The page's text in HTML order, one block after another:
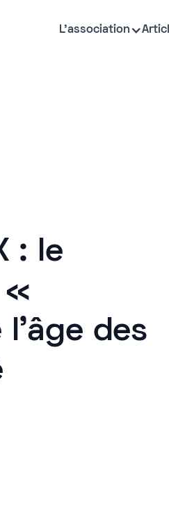
L'association
: le
«
des